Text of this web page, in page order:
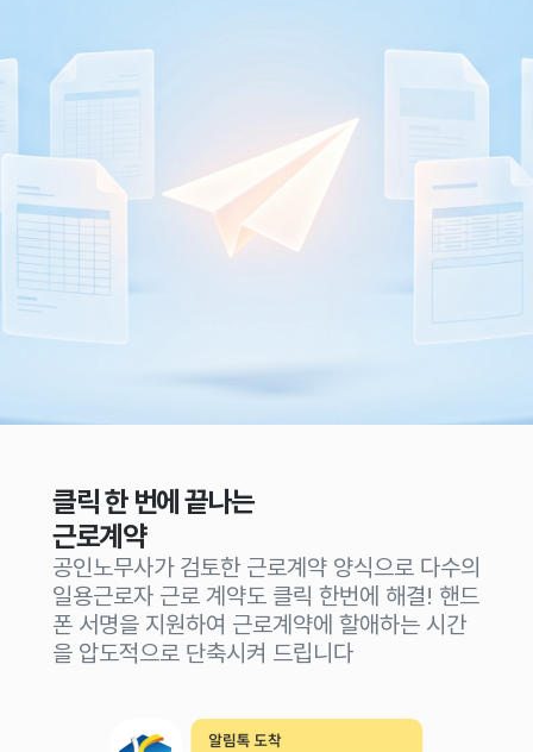
클릭 한 번에 끝나는
근로계약
공인노무사가 검토한 근로계약 양식으로 다수의
일용근로자 근로 계약도 클릭 한번에 해결! 핸드
폰 서명을 지원하여 근로계약에 할애하는 시간
을 압도적으로 단축시켜 드립니다